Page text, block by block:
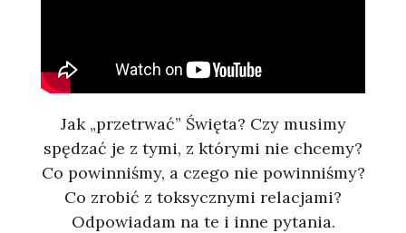
Jak „przetrwać” Święta? Czy musimy
spędzać je z tymi, z którymi nie chcemy?
Co powinniśmy, a czego nie powinniśmy?
Co zrobić z toksycznymi relacjami?
Odpowiadam na te i inne pytania.